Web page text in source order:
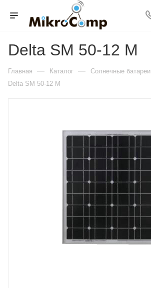
Delta SM 50-12 M
Главная — Каталог — Солнечные батареи
Delta SM 50-12 M